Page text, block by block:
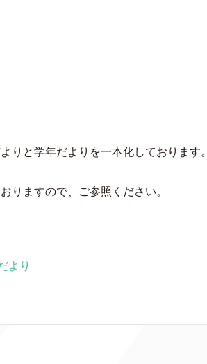
りと学年だよりを一本化しております。
りますので、ご参照ください。
より